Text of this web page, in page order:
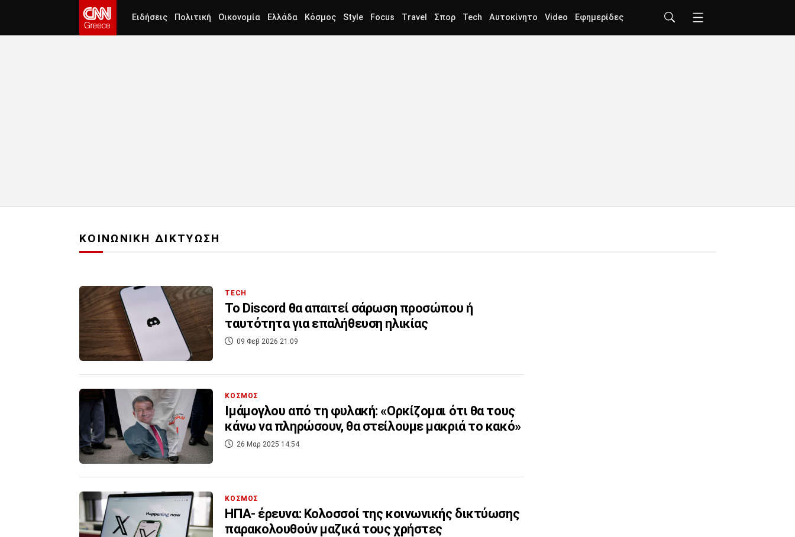
Ειδήσεις Πολιτική Οικονομία Ελλάδα Κόσμος Style Focus Travel Σπορ Tech Αυτοκίνητο Video Εφημερίδες
ΚΟΙΝΩΝΙΚΗ ΔΙΚΤΥΩΣΗ
TECH
Το Discord θα απαιτεί σάρωση προσώπου ή
ταυτότητα για επαλήθευση ηλικίας
09 Φεβ 2026 21:09
ΚΟΣΜΟΣ
Ιμάμογλου από τη φυλακή: «Ορκίζομαι ότι θα τους
κάνω να πληρώσουν, θα στείλουμε μακριά το κακό»
26 Μαρ 2025 14:54
ΚΟΣΜΟΣ
ΗΠΑ- έρευνα: Kολοσσοί της κοινωνικής δικτύωσης
παρακολουθούν μαζικά τους χρήστες